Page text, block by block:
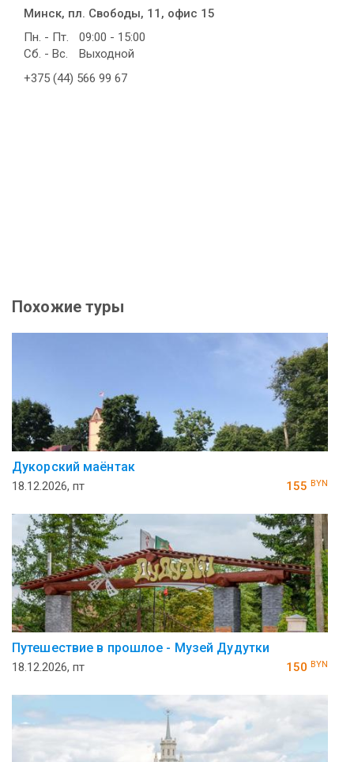
Минск, пл. Свободы, 11, офис 15
Пн. - Пт.
09:00 - 15:00
Сб. - Вс.
Выходной
+375 (44) 566 99 67
Похожие туры
Дукорский маёнтак
18.12.2026, пт 155 BYN
Путешествие в прошлое - Музей Дудутки
18.12.2026, пт 150 BYN